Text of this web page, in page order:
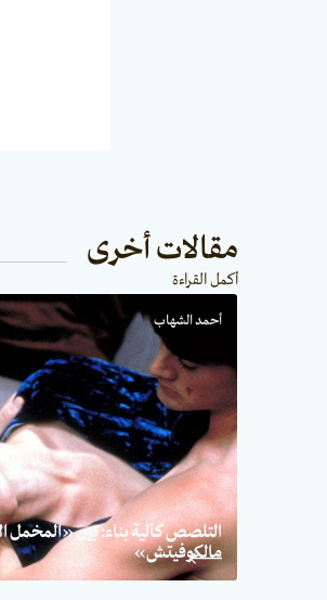
مقالات أخرى
أكمل القراءة
أحمد الشهاب
التلصص كآلية بناء: بين «المخمل
مالكوفيتش»